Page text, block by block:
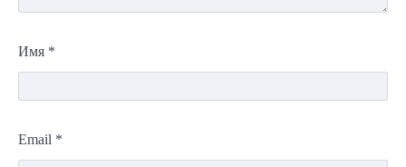
Имя *
Email *